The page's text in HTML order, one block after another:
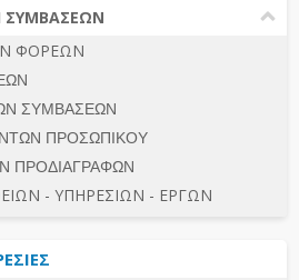
ΣΥΜΜΕΤΟΧΗΣ
Α.Ε.Π.Π. - Ε.Α.ΔΗ.ΣΥ.
4412/2016
ΔΙΚΑΙΟΥΜΕΝΟΙ ΣΥΜΜΕΤΟΧΗΣ
ΣΥΜΜΕΤΟΧΗΣ
ΣΥΜΒΑΣΕΩΝ
ΦΟΡΕΩΝ
ΣΥΜΒΑΣΕΩΝ
ΠΡΟΣΩΠΙΚΟΥ
ΠΡΟΔΙΑΓΡΑΦΩΝ
- ΥΠΗΡΕΣΙΩΝ - ΕΡΓΩΝ